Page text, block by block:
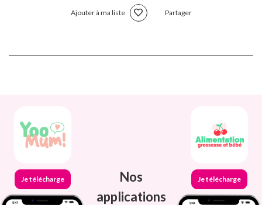
Ajouter à ma liste Partager
Je télécharge
Nos
applications
Je télécharge